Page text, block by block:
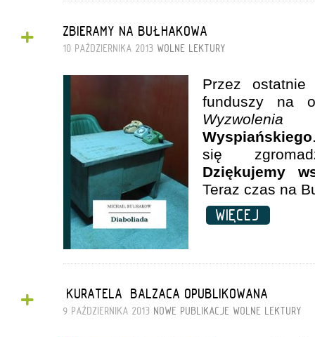
+ ZBIERAMY NA BUŁHAKOWA
10 PAŹDZIERNIKA 2013 WOLNE LEKTURY
Przez
funduszy na
Wyzwolenia
Wyspiańskiego
się
Dziękujemy
Teraz czas na
WIĘCEJ
+ „KURATELA” BALZACA OPUBLIKOWANA
9 PAŹDZIERNIKA 2013 NOWE PUBLIKACJE WOLNE LEKTURY